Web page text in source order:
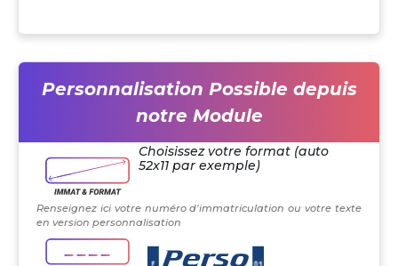
Personnalisation Possible depuis
notre Module
Choisissez votre format (auto
52x11 par exemple)
Renseignez ici votre numéro d’immatriculation ou votre texte
en version personnalisation